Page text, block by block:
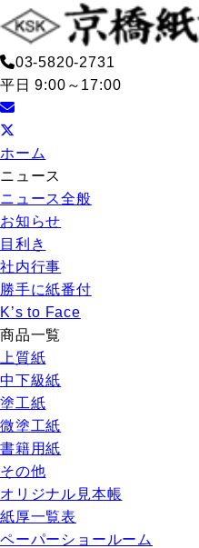
03-5820-2731
平日 9:00～17:00
ホーム
ニュース
ニュース全般
お知らせ
目利き
社内行事
勝手に紙番付
K’s to Face
商品一覧
上質紙
中下級紙
塗工紙
微塗工紙
書籍用紙
その他
オリジナル見本帳
紙厚一覧表
ペーパーショールーム